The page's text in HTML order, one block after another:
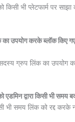
किसी भी प्लेटफार्म पर
उपयोग करके ब्लॉक किए
ग्रुप लिंक का उपयोग
द्वारा किसी भी समय
भी समय लिंक को रद्द करके